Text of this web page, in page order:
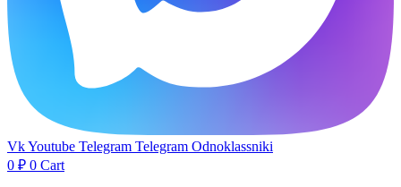
VkYoutube Telegram Telegram Odnoklassniki
0 ₽ 0 Cart